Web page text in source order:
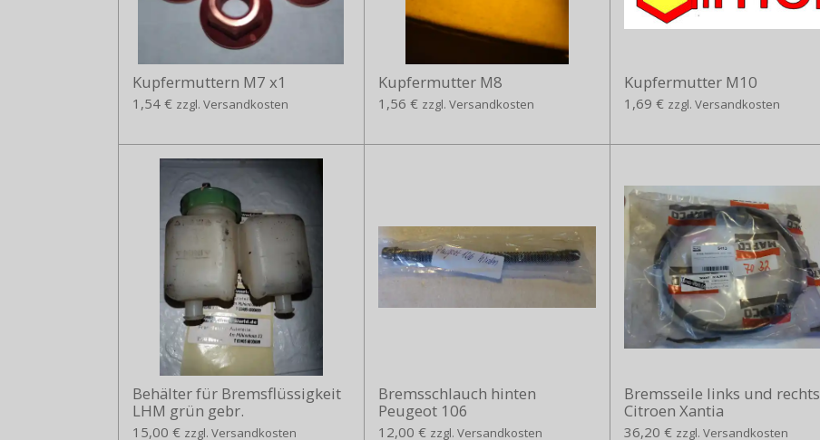
Kupfermuttern M7 x1
1,54 € zzgl. Versandkosten
Kupfermutter M8
1,56 € zzgl. Versandkosten
Kupfermutter M10
1,69 € zzgl. Versandkosten
Behälter für Bremsflüssigkeit
LHM grün gebr.
15,00 € zzgl. Versandkosten
Bremsschlauch hinten
Peugeot 106
12,00 € zzgl. Versandkosten
Bremsseile links und rechts
Citroen Xantia
36,20 € zzgl. Versandkosten